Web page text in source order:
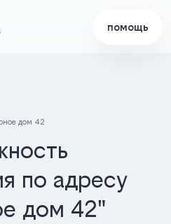
помощь
дом 42
по адресу
дом 42"